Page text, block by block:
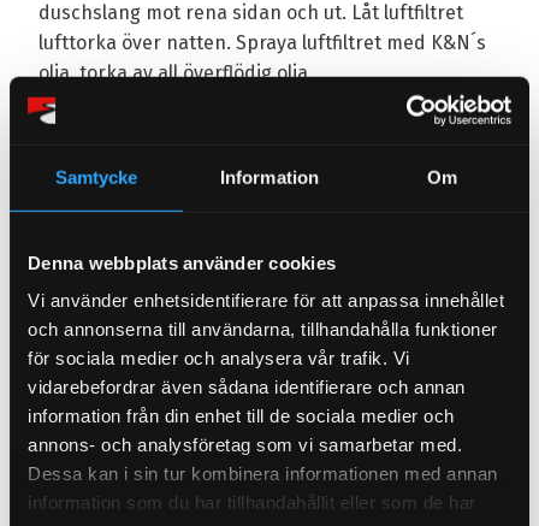
Samtycke Information Om
Denna webbplats använder cookies
Vi använder enhetsidentifierare för att anpassa innehållet
och annonserna till användarna, tillhandahålla funktioner
för sociala medier och analysera vår trafik. Vi
vidarebefordrar även sådana identifierare och annan
information från din enhet till de sociala medier och
annons- och analysföretag som vi samarbetar med.
Dessa kan i sin tur kombinera informationen med annan
information som du har tillhandahållit eller som de har
duschslang mot rena sidan och ut. Låt luftfiltret
lufttorka över natten. Spraya luftfiltret med K&N´s
olja, torka av all överflödig olja.
Nu är ditt K&N sportluftfilter redo att återmonteras
Omdömen
Du